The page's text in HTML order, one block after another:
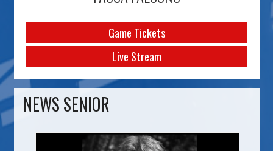
Game Tickets
Live Stream
NEWS SENIOR